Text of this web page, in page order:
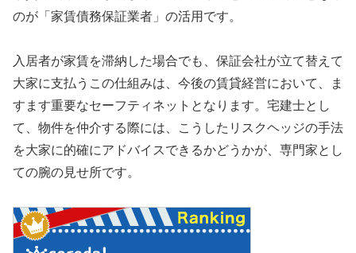
のが「家賃債務保証業者」の活用です。
入居者が家賃を滞納した場合でも、保証会社が立て替えて
大家に支払うこの仕組みは、今後の賃貸経営において、ま
すます重要なセーフティネットとなります。宅建士とし
て、物件を仲介する際には、こうしたリスクヘッジの手法
を大家に的確にアドバイスできるかどうかが、専門家とし
ての腕の見せ所です。